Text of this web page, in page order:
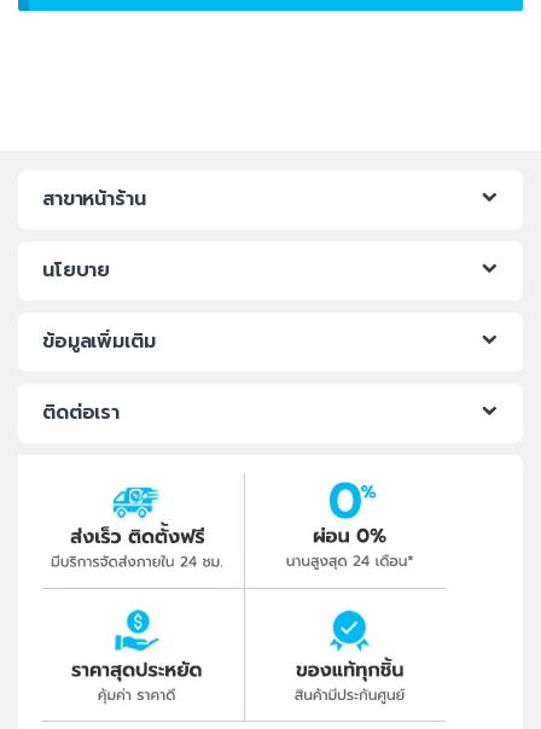
สาขาหน้าร้าน
นโยบาย
ข้อมูลเพิ่มเติม
ติดต่อเรา